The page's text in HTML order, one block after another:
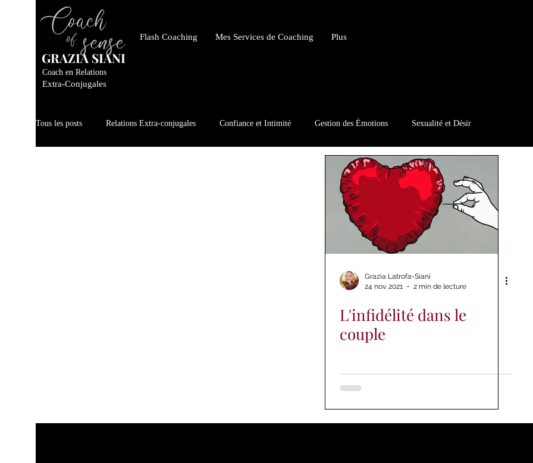
GRAZIA SIANI
Coach en Relations
Extra-Conjugales
Flash Coaching Mes Services de Coaching Plus
Tous les posts Relations Extra-conjugales Confiance et Intimité Gestion des Émotions Sexualité et Désir
Témoignages et Cas Pratiques
Grazia Latrofa-Siani
24 nov. 2021
2 min de lecture
L'infidélité dans le
couple